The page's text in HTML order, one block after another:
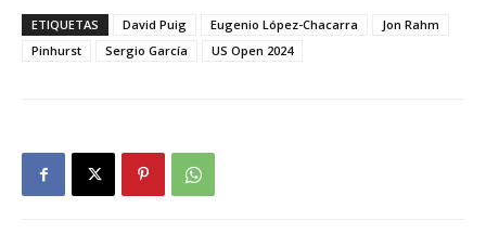
ETIQUETAS David Puig Eugenio López-Chacarra
Jon Rahm
Pinhurst
Sergio García US Open 2024